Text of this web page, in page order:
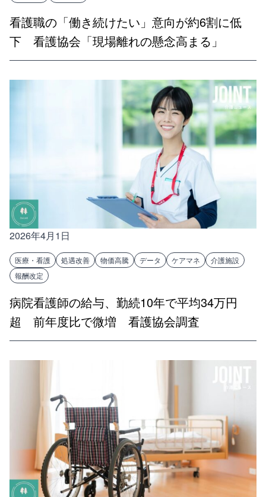
看護職の「働き続けたい」意向が約6割に低
下 看護協会「現場離れの懸念高まる」
2026年4月1日
医療・看護 処遇改善 物価高騰 データ ケアマネ
介護施設
報酬改定
病院看護師の給与、勤続10年で平均34万円
超 前年度比で微増 看護協会調査